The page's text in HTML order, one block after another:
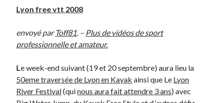
A Lyon
Coup de coeur
Daddy
Engagé
Geek
Lyon free vtt 2008
envoyé parToff81. – Plus de vidéos de sport
professionnelle et amateur.
Le week-end suivant (19 et 20 septembre) aura lieu la
50eme traversée de Lyon en Kayak ainsi que Le Lyon
River Festival(quinous aura fait attendre 3 ans) avec